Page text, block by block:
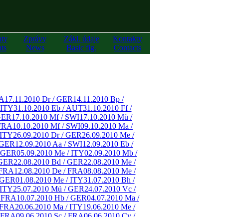
Zprávy
News
Zákl. údaje
Basic fig.
Kontakty
Contacts
17.11.2010 Dr / GER14.11.2010 Bp /
31.10.2010 Eb / AUT31.10.2010 Ff /
17.10.2010 Mf / SWI17.10.2010 Mü /
10.10.2010 Mf / SWI09.10.2010 Ma /
26.09.2010 Dr / GER26.09.2010 Me /
12.09.2010 Aa / SWI12.09.2010 Eb /
05.09.2010 Me / ITY02.09.2010 Mb /
22.08.2010 Bd / GER22.08.2010 Me /
12.08.2010 De / FRA08.08.2010 Me /
01.08.2010 Me / ITY31.07.2010 Bh /
25.07.2010 Mü / GER24.07.2010 Vc /
10.07.2010 Hb / GER04.07.2010 Ma /
20.06.2010 Ma / ITY19.06.2010 Me /